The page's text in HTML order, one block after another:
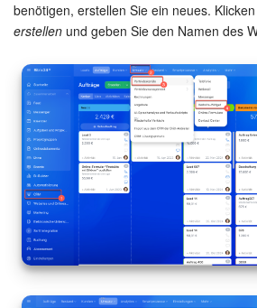
KI in Bitrix24
Elektronische Unterschrift
Bestandsverwaltung
Contact Center
Mitarbeiter-Widget
Marketing
benötigen, erstellen Sie ein neues.
erstellen und geben Sie den Namen des